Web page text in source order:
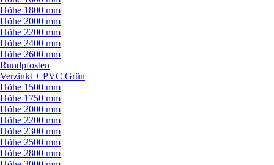
Höhe 1800 mm
Höhe 2000 mm
Höhe 2200 mm
Höhe 2400 mm
Höhe 2600 mm
Rundpfosten
Verzinkt + PVC Grün
Höhe 1500 mm
Höhe 1750 mm
Höhe 2000 mm
Höhe 2200 mm
Höhe 2300 mm
Höhe 2500 mm
Höhe 2800 mm